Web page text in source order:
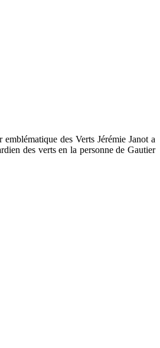
des Verts Jérémie Janot a
des verts en la personne de Gautier